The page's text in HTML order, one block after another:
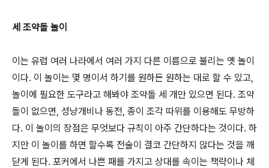
세 조약돌 놀이
이는 유럽 여러 나라에서 여러 가지 다른 이름으로 불리는 옛 놀이
이다. 이 놀이는 몇 명이서 하기를 원하든 원하는 대로 할 수 있고,
놀이에 필요한 도구라고 해봐야 조약돌 세 개만 있으면 된다. 조약
돌이 없으면, 성냥개비나 동전, 종이 조각 따위를 이용해도 무방하
다. 이 놀이의 장점은 무엇보다 규칙이 아주 간단하다는 것이다. 하
지만 이 놀이를 하면 할수록 전술이 결코 간단하지 않다는 것을 깨
닫게 된다. 포커에서 나쁜 패를 가지고 상대를 속이는 책략이나 체